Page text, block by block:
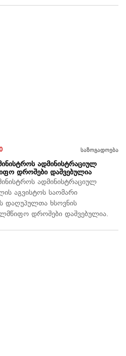
საზოგადოება
ადმინისტრაციულ
დროშები დაშვებულია
ადმინისტრაციულ
აგვისტოს საომარი
დაღუპულთა ხსოვნის
დროშები დაშვებულია.